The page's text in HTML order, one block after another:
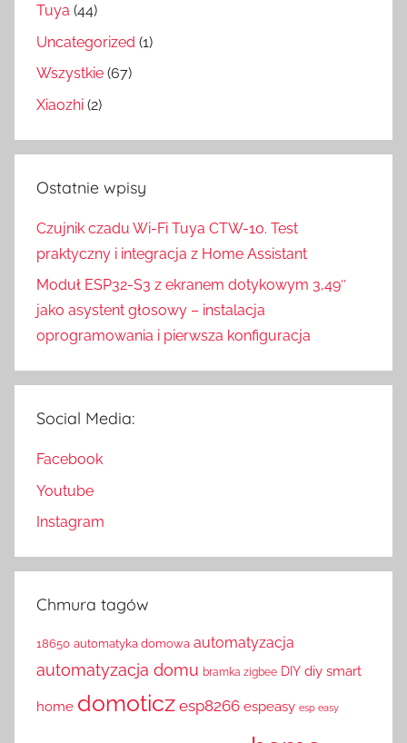
Tuya (44)
Uncategorized (1)
Wszystkie (67)
Xiaozhi (2)
Ostatnie wpisy
Czujnik czadu Wi-Fi Tuya CTW-10. Test
praktyczny i integracja z Home Assistant
Moduł ESP32-S3 z ekranem dotykowym 3,49″
jako asystent głosowy – instalacja
oprogramowania i pierwsza konfiguracja
Social Media:
Facebook
Youtube
Instagram
Chmura tagów
18650 automatyka domowa automatyzacja
automatyzacja domu bramka zigbee DIY diy smart
home domoticz esp8266 espeasy esp easy